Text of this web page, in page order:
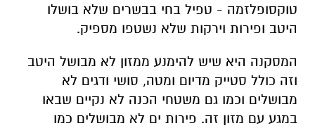
טוקסופלזמה - טפיל בחי בבשרים שלא בושלו
היטב ופירות וירקות שלא נשטפו מספיק.
המסקנה היא שיש להימנע ממזון לא מבושל היטב
וזה כולל סטייק מדיום ומטה, סושי ודגים לא
מבושלים וכמו גם משטחי הכנה לא נקיים שבאו
במגע עם מזון זה. פירות ים לא מבושלים כמו